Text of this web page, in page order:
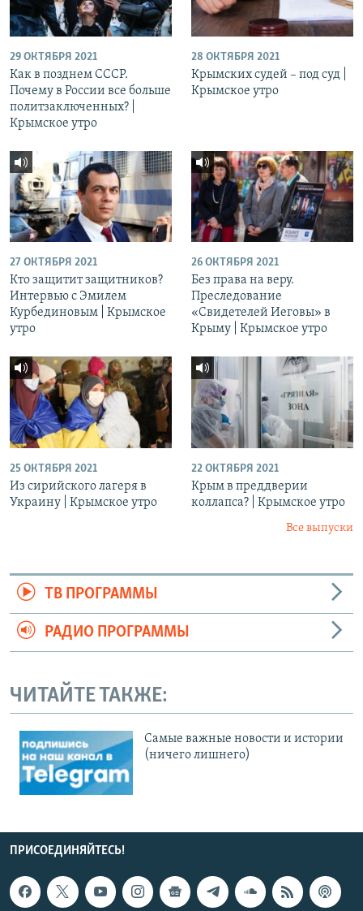
29 ОКТЯБРЯ 2021
Как в позднем СССР.
Почему в России все больше
политзаключенных? |
Крымское утро
28 ОКТЯБРЯ 2021
Крымских судей – под суд |
Крымское утро
27 ОКТЯБРЯ 2021
Кто защитит защитников?
Интервью с Эмилем
Курбединовым | Крымское
утро
26 ОКТЯБРЯ 2021
Без права на веру.
Преследование
«Свидетелей Иеговы» в
Крыму | Крымское утро
25 ОКТЯБРЯ 2021
Из сирийского лагеря в
Украину | Крымское утро
22 ОКТЯБРЯ 2021
Крым в преддверии
коллапса? | Крымское утро
Все выпуски
ТВ ПРОГРАММЫ
РАДИО ПРОГРАММЫ
ЧИТАЙТЕ ТАКЖЕ:
Cамые важные новости и истории
(ничего лишнего)
ПРИСОЕДИНЯЙТЕСЬ!